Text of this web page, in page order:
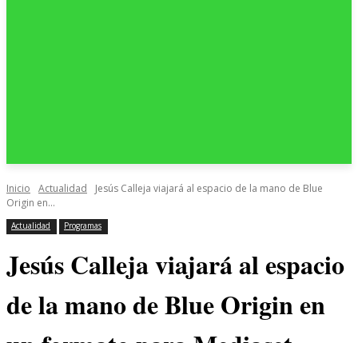
Inicio Actualidad
Jesús Calleja viajará al espacio de la mano de Blue
Origin en...
Actualidad Programas
Jesús Calleja viajará al espacio
de la mano de Blue Origin en